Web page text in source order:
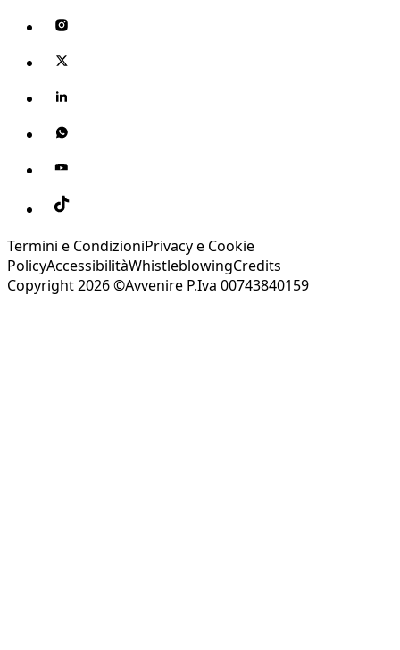
Termini e CondizioniPrivacy e Cookie
PolicyAccessibilitàWhistleblowingCredits
Copyright 2026 ©Avvenire P.Iva 00743840159